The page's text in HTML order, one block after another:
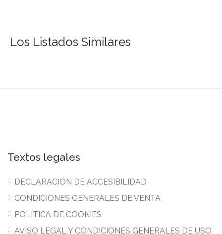
Los Listados Similares
Textos legales
DECLARACIÓN DE ACCESIBILIDAD
CONDICIONES GENERALES DE VENTA
POLÍTICA DE COOKIES
AVISO LEGAL Y CONDICIONES GENERALES DE USO